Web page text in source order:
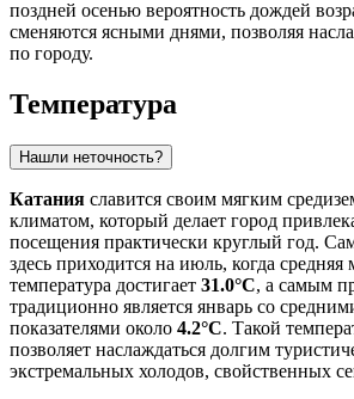
поздней осенью вероятность дождей
сменяются ясными днями, позволяя
по городу.
Температура
Нашли неточность?
Катания славится своим мягким
климатом, который делает город
посещения практически круглый год.
здесь приходится на июль, когда средняя
температура достигает 31.0°C, а самым
традиционно является январь со
показателями около 4.2°C. Такой
позволяет наслаждаться долгим
экстремальных холодов, свойственных